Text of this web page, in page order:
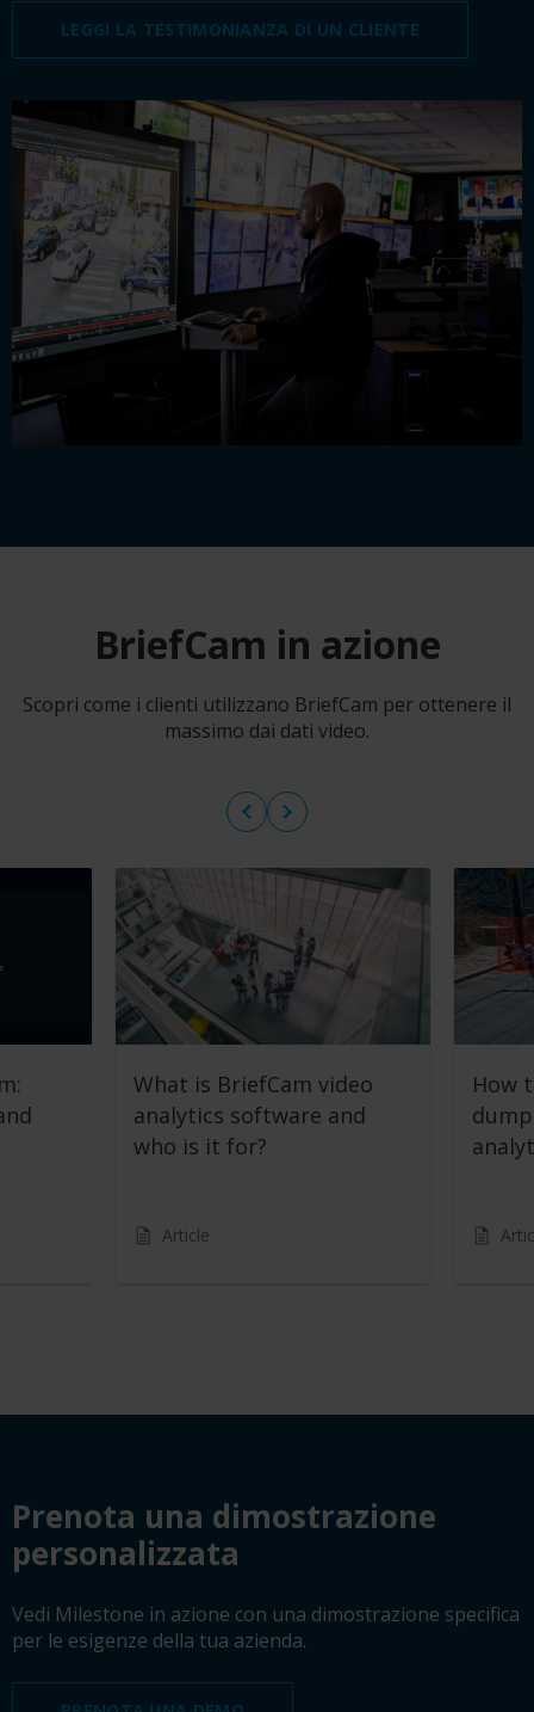
LEGGI LA TESTIMONIANZA DI UN CLIENTE
BriefCam in azione
Scopri come i clienti utilizzano BriefCam per ottenere il
massimo dai dati video.
What is BriefCam video
analytics software and
who is it for?
Article
How
Prenota una dimostrazione
personalizzata
Vedi Milestone in azione con una dimostrazione specifica
per le esigenze della tua azienda.